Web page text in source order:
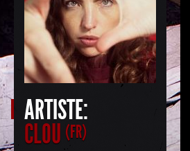
ARTISTE:
CLOU (FR)